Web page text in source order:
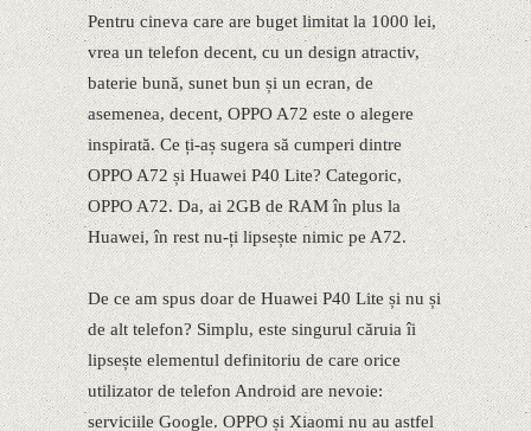
Pentru cineva care are buget limitat la 1000 lei,
vrea un telefon decent, cu un design atractiv,
baterie bună, sunet bun și un ecran, de
asemenea, decent, OPPO A72 este o alegere
inspirată. Ce ți-aș sugera să cumperi dintre
OPPO A72 și Huawei P40 Lite? Categoric,
OPPO A72. Da, ai 2GB de RAM în plus la
Huawei, în rest nu-ți lipsește nimic pe A72.
De ce am spus doar de Huawei P40 Lite și nu și
de alt telefon? Simplu, este singurul căruia îi
lipsește elementul definitoriu de care orice
utilizator de telefon Android are nevoie:
serviciile Google. OPPO și Xiaomi nu au astfel